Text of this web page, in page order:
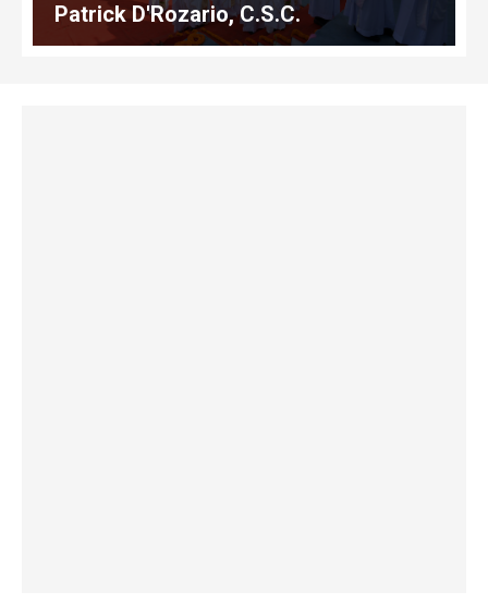
Patrick D'Rozario, C.S.C.